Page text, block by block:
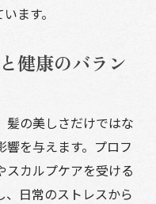
ます。
健康のバラン
髪の美しさだけではな
響を与えます。プロフ
スカルプケアを受ける
、日常のストレスから